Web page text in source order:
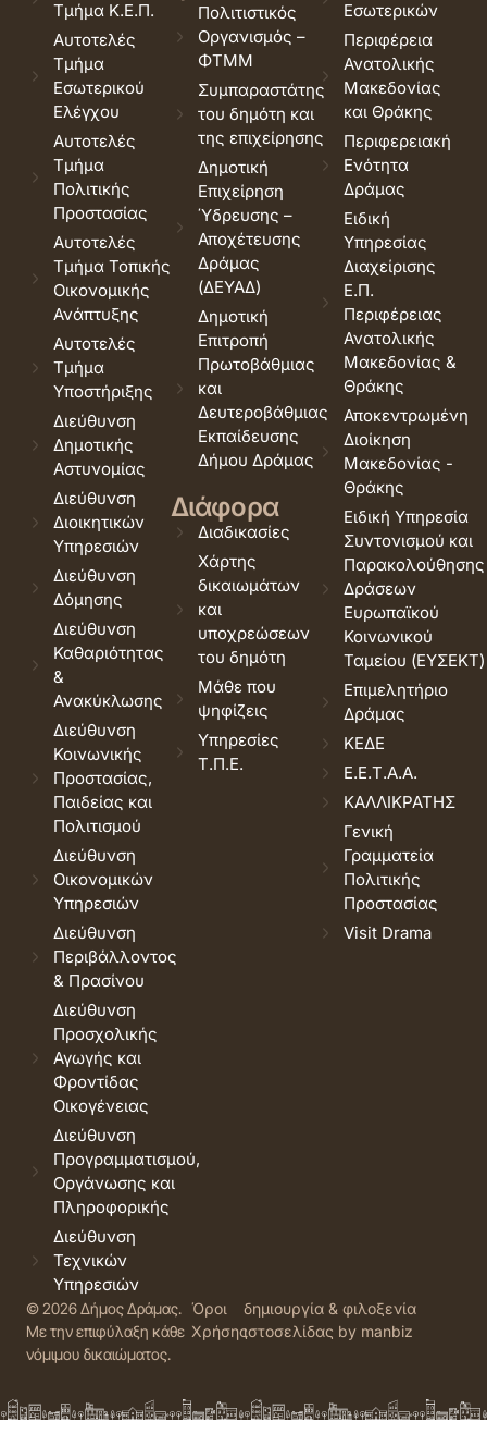
Τμήμα Κ.Ε.Π.
Αυτοτελές
Τμήμα
Εσωτερικού
Ελέγχου
Αυτοτελές
Τμήμα
Πολιτικής
Προστασίας
Αυτοτελές
Τμήμα Τοπικής
Οικονομικής
Ανάπτυξης
Αυτοτελές
Τμήμα
Υποστήριξης
Διεύθυνση
Δημοτικής
Αστυνομίας
Διεύθυνση
Διοικητικών
Υπηρεσιών
Διεύθυνση
Δόμησης
Διεύθυνση
Καθαριότητας
&
Ανακύκλωσης
Διεύθυνση
Κοινωνικής
Προστασίας,
Παιδείας και
Πολιτισμού
Διεύθυνση
Οικονομικών
Υπηρεσιών
Διεύθυνση
Περιβάλλοντος
& Πρασίνου
Διεύθυνση
Προσχολικής
Αγωγής και
Φροντίδας
Οικογένειας
Διεύθυνση
Προγραμματισμού,
Οργάνωσης και
Πληροφορικής
Διεύθυνση
Τεχνικών
Υπηρεσιών
Πολιτιστικός
Οργανισμός –
ΦΤΜΜ
Συμπαραστάτης
του δημότη και
της επιχείρησης
Δημοτική
Επιχείρηση
Ύδρευσης –
Αποχέτευσης
Δράμας
(ΔΕΥΑΔ)
Δημοτική
Επιτροπή
Πρωτοβάθμιας
και
Δευτεροβάθμιας
Εκπαίδευσης
Δήμου Δράμας
Διάφορα
Διαδικασίες
Χάρτης
δικαιωμάτων
και
υποχρεώσεων
του δημότη
Μάθε που
ψηφίζεις
Υπηρεσίες
Τ.Π.Ε.
Εσωτερικών
Περιφέρεια
Ανατολικής
Μακεδονίας
και Θράκης
Περιφερειακή
Ενότητα
Δράμας
Ειδική
Υπηρεσίας
Διαχείρισης
Ε.Π.
Περιφέρειας
Ανατολικής
Μακεδονίας &
Θράκης
Αποκεντρωμένη
Διοίκηση
Μακεδονίας -
Θράκης
Ειδική Υπηρεσία
Συντονισμού και
Παρακολούθησης
Δράσεων
Ευρωπαϊκού
Κοινωνικού
Ταμείου (ΕΥΣΕΚΤ)
Επιμελητήριο
Δράμας
ΚΕΔΕ
Ε.Ε.Τ.Α.Α.
ΚΑΛΛΙΚΡΑΤΗΣ
Γενική
Γραμματεία
Πολιτικής
Προστασίας
Visit Drama
© 2026 Δήμος Δράμας.
Με την επιφύλαξη κάθε
νόμιμου δικαιώματος.
Όροι
Χρήσης
δημιουργία & φιλοξενία
ιστοσελίδας by manbiz